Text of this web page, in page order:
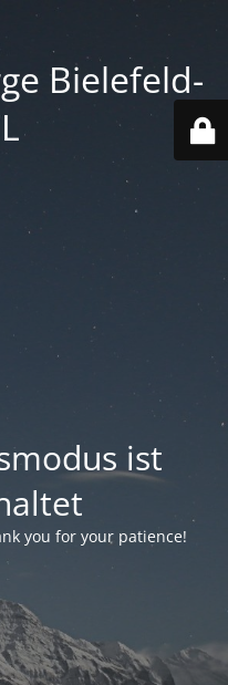
Bielefeld-
ist
you for your patience!